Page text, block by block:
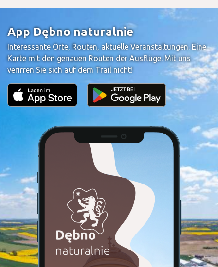
App Dębno naturalnie
Interessante Orte, Routen, aktuelle Veranstaltungen. Eine
Karte mit den genauen Routen der Ausflüge. Mit uns
verirren Sie sich auf dem Trail nicht!